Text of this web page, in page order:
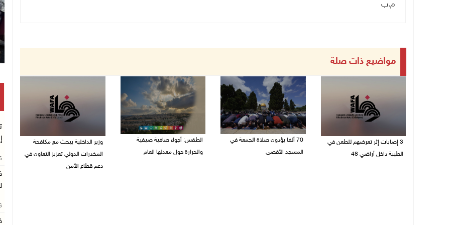
م.ب
مواضيع ذات صلة
3 إصابات إثر تعرضهم للطعن في
الطيبة داخل أراضي 48
70 ألفا يؤدون صلاة الجمعة في
المسجد الأقصى
الطقس: أجواء صافية صيفية
والحرارة حول معدلها العام
وزير الداخلية يبحث مع مكافحة
المخدرات الدولي تعزيز التعاون في
دعم قطاع الأمن